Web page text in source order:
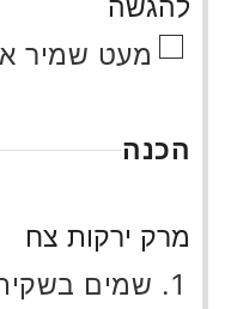
▢ מעט שמיר
הכנה
מרק ירקות צח
שמים